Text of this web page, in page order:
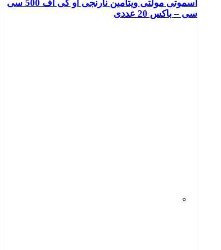
اسموتی مولتی ویتامین نارنجی او کی اف 500 سی
سی – باکس 20 عددی